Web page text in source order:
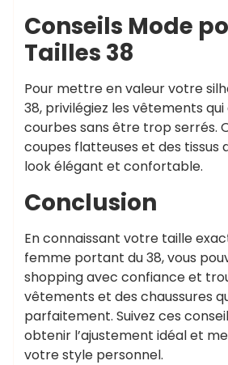
Conseils Mode
Tailles 38
Pour mettre en valeur votre
38, privilégiez les vêtements
courbes sans être trop serrés.
coupes flatteuses et des tissus
look élégant et confortable.
Conclusion
En connaissant votre taille
femme portant du 38, vous
shopping avec confiance et
vêtements et des chaussures
parfaitement. Suivez ces
obtenir l’ajustement idéal et
votre style personnel.